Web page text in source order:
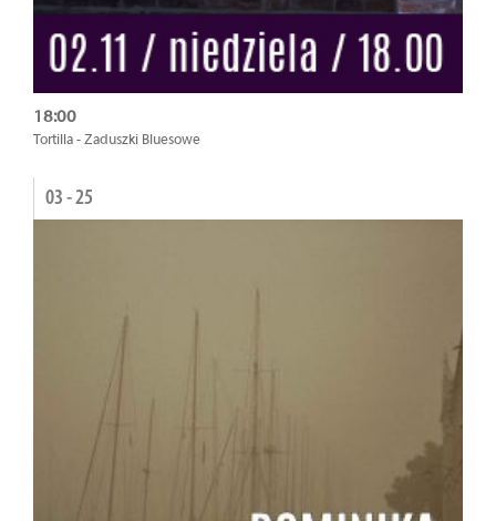
18:00
Tortilla - Zaduszki Bluesowe
03 - 25